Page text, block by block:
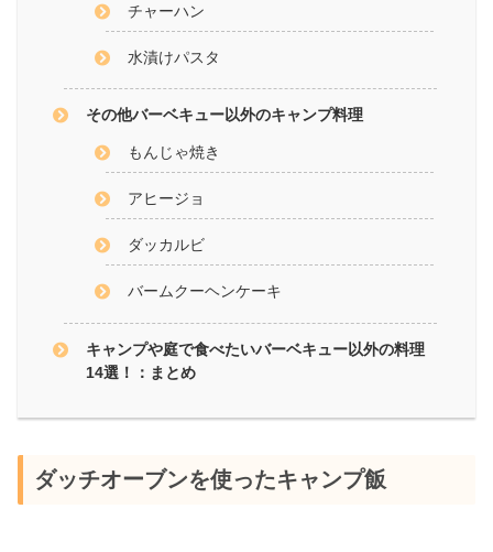
チャーハン
水漬けパスタ
その他バーベキュー以外のキャンプ料理
もんじゃ焼き
アヒージョ
ダッカルビ
バームクーヘンケーキ
キャンプや庭で食べたいバーベキュー以外の料理
14選！：まとめ
ダッチオーブンを使ったキャンプ飯